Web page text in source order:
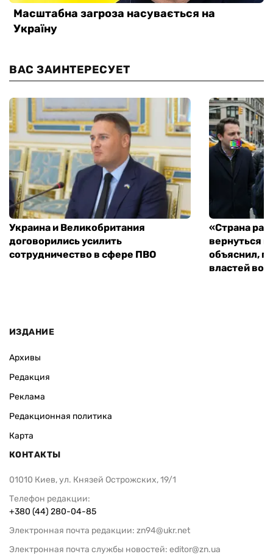
ВАС ЗАИНТЕРЕСУЕТ
Украина и Великобритания
договорились усилить
сотрудничество в сфере ПВО
«Страна
вернуться
объяснил,
властей
ИЗДАНИЕ
Архивы
Редакция
Реклама
Редакционная политика
Карта
КОНТАКТЫ
01010 Киев, ул. Князей Острожских, 19/1
Телефон редакции:
+380 (44) 280-04-85
Электронная почта редакции: zn94@ukr.net
Электронная почта службы новостей: editor@zn.ua